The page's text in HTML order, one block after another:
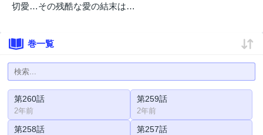
切愛…その残酷な愛の結末は…
巻一覧
第260話
2年前
第259話
2年前
第258話 第257話